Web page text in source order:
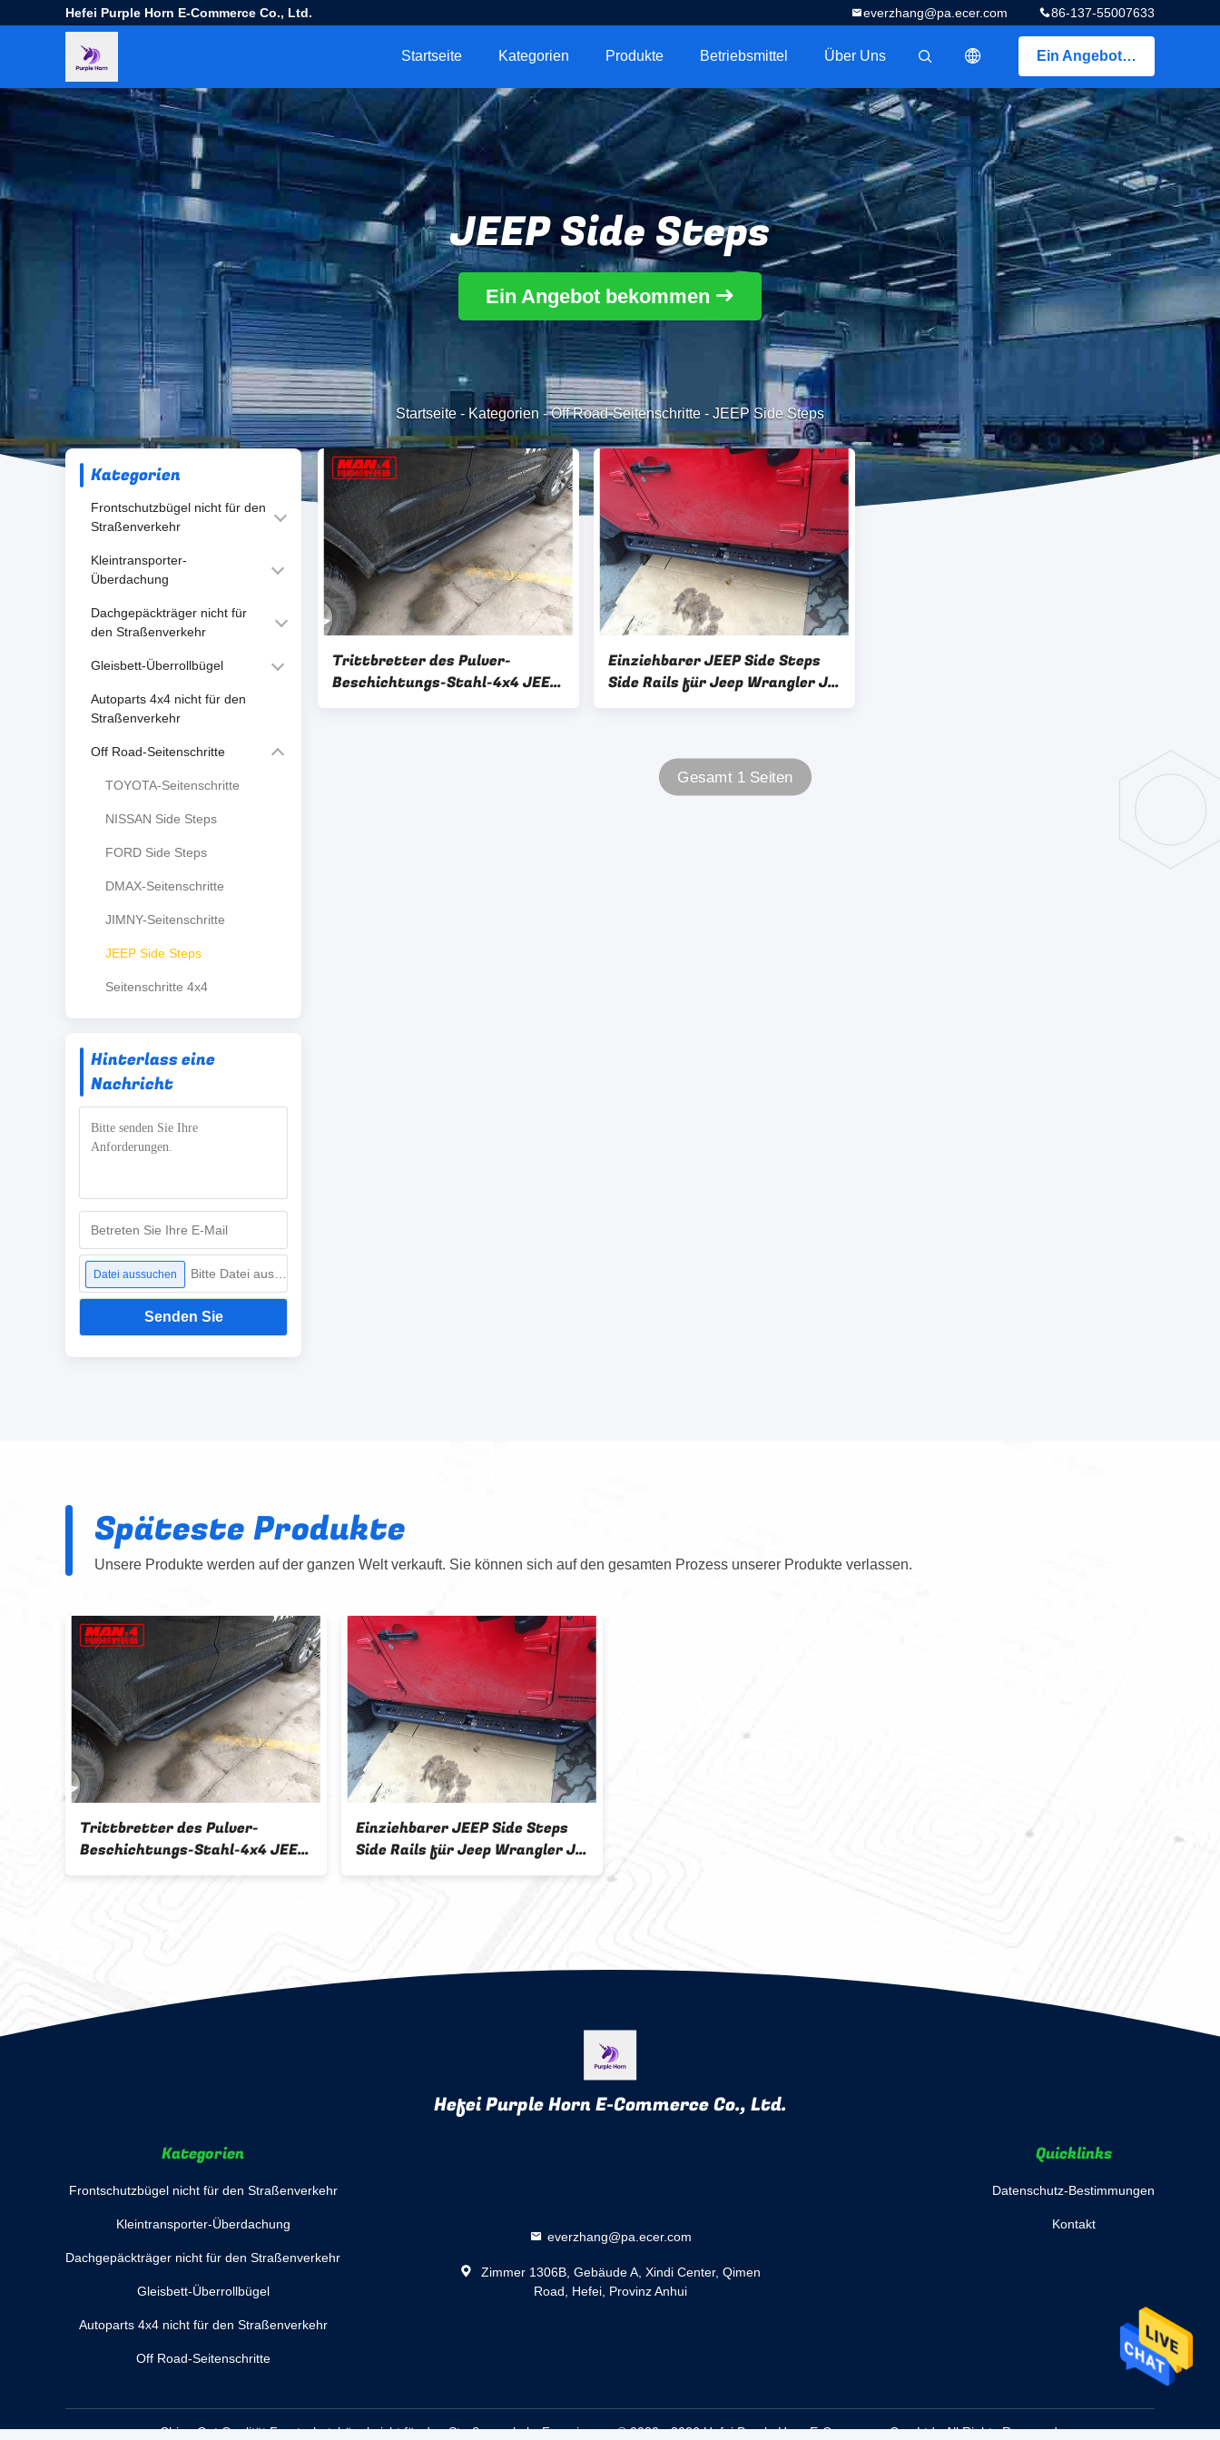
Hefei Purple Horn E-Commerce Co., Ltd. 86-137-55007633
everzhang@pa.ecer.com
Ein Angebot bekommen
描述
Startseite Kategorien Produkte Betriebsmittel Über Uns
JEEP Side Steps
Ein Angebot bekommen
Startseite - Kategorien -Off Road-Seitenschritte - JEEP Side Steps
Kategorien
Frontschutzbügel nicht für den
Straßenverkehr
Kleintransporter-
Überdachung
Dachgepäckträger nicht für
den Straßenverkehr
Gleisbett-Überrollbügel
Autoparts 4x4 nicht für den
Straßenverkehr
Off Road-Seitenschritte
TOYOTA-Seitenschritte
NISSAN Side Steps
FORD Side Steps
DMAX-Seitenschritte
JIMNY-Seitenschritte
JEEP Side Steps
Seitenschritte 4x4
Hinterlass eine
Nachricht
Datei aussuchen
Senden Sie
Trittbretter des Pulver-
Beschichtungs-Stahl-4x4 JEEP
Side Steps Grand Cherokee
Einziehbarer JEEP Side Steps
Side Rails für Jeep Wrangler JK
JL
Gesamt 1 Seiten
Späteste Produkte
Unsere Produkte werden auf der ganzen Welt verkauft. Sie können sich auf den gesamten Prozess unserer Produkte verlassen.
Trittbretter des Pulver-
Beschichtungs-Stahl-4x4 JEEP
Side Steps Grand Cherokee
Einziehbarer JEEP Side Steps
Side Rails für Jeep Wrangler JK
JL
Hefei Purple Horn E-Commerce Co., Ltd.
Kategorien
Frontschutzbügel nicht für den Straßenverkehr
Kleintransporter-Überdachung
Dachgepäckträger nicht für den Straßenverkehr
Gleisbett-Überrollbügel
Autoparts 4x4 nicht für den Straßenverkehr
Off Road-Seitenschritte
everzhang@pa.ecer.com
Zimmer 1306B, Gebäude A, Xindi Center, Qimen
Road, Hefei, Provinz Anhui
Quicklinks
Datenschutz-Bestimmungen
Kontakt
China Gut Qualität Frontschutzbügel nicht für den Straßenverkehr Fournisseur. © 2022 - 2026 Hefei Purple Horn E-Commerce Co., Ltd.. All Rights Reserved.